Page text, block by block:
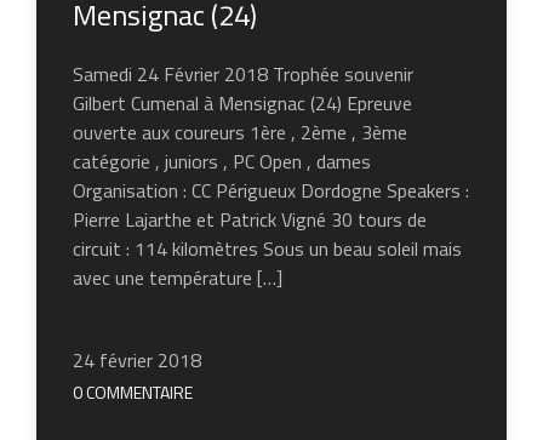
Mensignac (24)
Samedi 24 Février 2018 Trophée souvenir
Gilbert Cumenal à Mensignac (24) Epreuve
ouverte aux coureurs 1ère , 2ème , 3ème
catégorie , juniors , PC Open , dames
Organisation : CC Périgueux Dordogne Speakers :
Pierre Lajarthe et Patrick Vigné 30 tours de
circuit : 114 kilomètres Sous un beau soleil mais
avec une température […]
24 février 2018
0 COMMENTAIRE